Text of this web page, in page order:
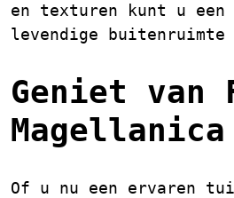
en texturen kunt u een
levendige buitenruimte
Geniet van
Magellanica
Of u nu een ervaren